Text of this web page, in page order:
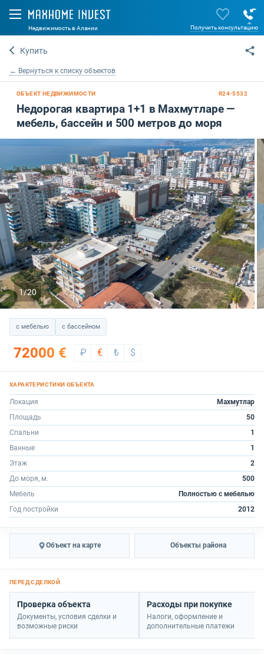
Недвижимость в Алании Получить консультацию
Купить
← Вернуться к списку объектов
ОБЪЕКТ НЕДВИЖИМОСТИ R24-5532
Недорогая квартира 1+1 в Махмутларе —
мебель, бассейн и 500 метров до моря
1/20
с мебелью с бассейном
72000 € ₽ € ₺ $
Локация
Махмутлар
Площадь
50
Спальни
1
Ванные
1
Этаж
2
До моря, м.
500
Мебель
Полностью с мебелью
Год постройки
2012
Объект на карте Объекты района
Проверка объекта
Документы, условия сделки и
возможные риски
Расходы при покупке
Налоги, оформление и
дополнительные платежи